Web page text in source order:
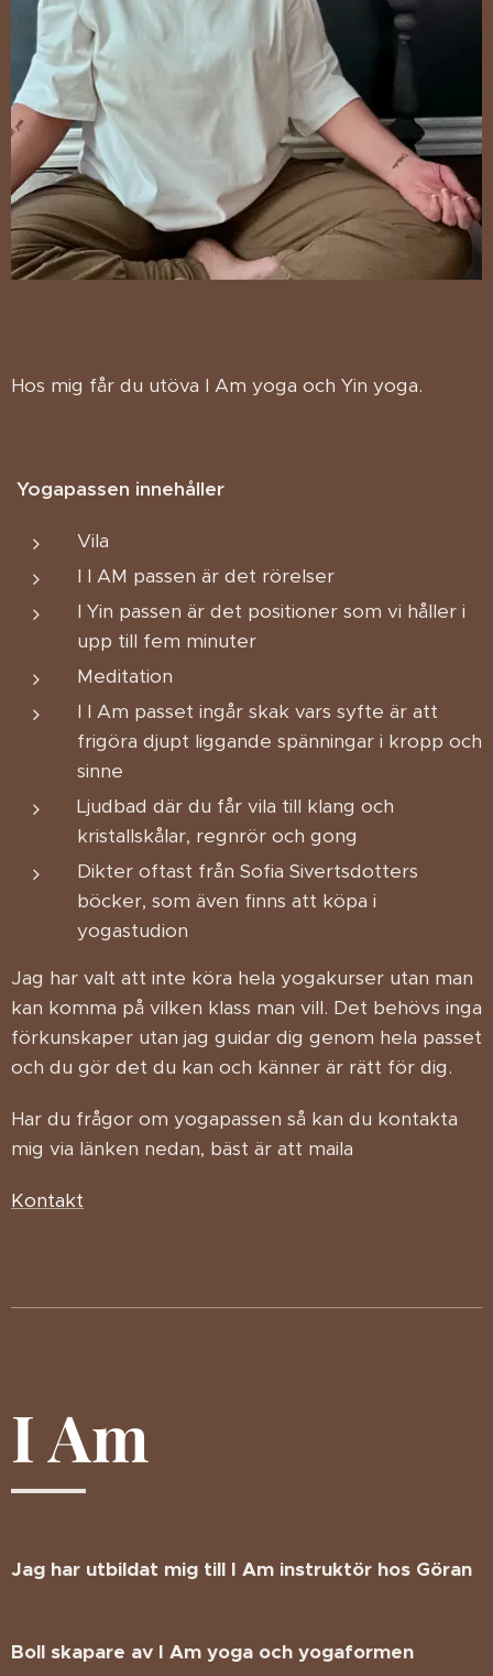
Hos mig får du utöva I Am yoga och Yin yoga.
Yogapassen innehåller
Vila
I I AM passen är det rörelser
I Yin passen är det positioner som vi håller i
upp till fem minuter
Meditation
I I Am passet ingår skak vars syfte är att
frigöra djupt liggande spänningar i kropp och
sinne
Ljudbad där du får vila till klang och
kristallskålar, regnrör och gong
Dikter oftast från Sofia Sivertsdotters
böcker, som även finns att köpa i
yogastudion
Jag har valt att inte köra hela yogakurser utan man
kan komma på vilken klass man vill. Det behövs inga
förkunskaper utan jag guidar dig genom hela passet
och du gör det du kan och känner är rätt för dig.
Har du frågor om yogapassen så kan du kontakta
mig via länken nedan, bäst är att maila
Kontakt
I Am
Jag har utbildat mig till I Am instruktör hos Göran
Boll skapare av I Am yoga och yogaformen